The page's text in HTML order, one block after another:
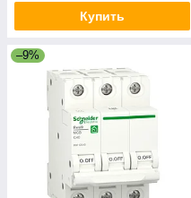
Купить
–9%